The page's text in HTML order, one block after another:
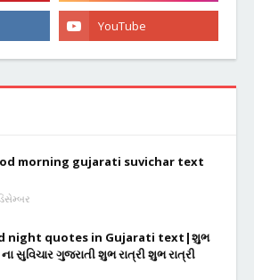
morning gujarati suvichar text
night quotes in Gujarati text|શુભ
ના સુવિચાર ગુજરાતી શુભ રાત્રી શુભ રાત્રી